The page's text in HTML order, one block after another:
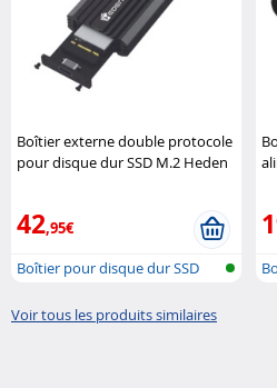
Boîtier externe double protocole
pour disque dur SSD M.2 Heden
42,95€
Boîtier pour disque dur SSD
Voir tous les produits similaires